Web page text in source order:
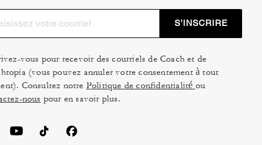
S’INSCRIRE
vous pour recevoir des courriels de Coach et de
(vous pouvez annuler votre consentement à tout
Consultez notre Politique de confidentialité ou
nous pour en savoir plus.